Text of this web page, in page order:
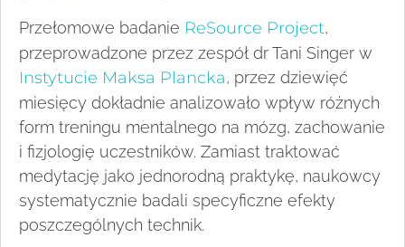
Przełomowe badanie ReSource Project,
przeprowadzone przez zespół dr Tani Singer w
Instytucie Maksa Plancka, przez dziewięć
miesięcy dokładnie analizowało wpływ różnych
form treningu mentalnego na mózg, zachowanie
i fizjologię uczestników. Zamiast traktować
medytację jako jednorodną praktykę, naukowcy
systematycznie badali specyficzne efekty
poszczególnych technik.